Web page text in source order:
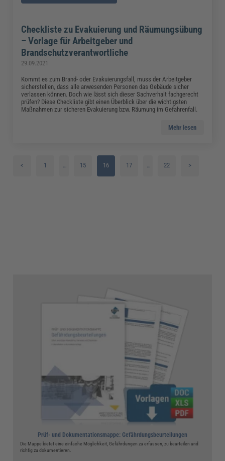
Checkliste zu Evakuierung und Räumungsübung
– Vorlage für Arbeitgeber und
Brandschutzverantwortliche
29.09.2021
Kommt es zum Brand- oder Evakuierungsfall, muss der Arbeitgeber
sicherstellen, dass alle anwesenden Personen das Gebäude sicher
verlassen können. Doch wie lässt sich dieser Sachverhalt fachgerecht
prüfen? Diese Checkliste gibt einen Überblick über die wichtigsten
Maßnahmen zur sicheren Evakuierung bzw. Räumung im Gefahrenfall.
Mehr lesen
< 1 15 16 17 22 >
Prüf- und Dokumentationsmappe: Gefährdungsbeurteilungen
Die Mappe bietet eine einfache Möglichkeit, Gefährdungen zu erfassen, zu beurteilen und
richtig zu dokumentieren.